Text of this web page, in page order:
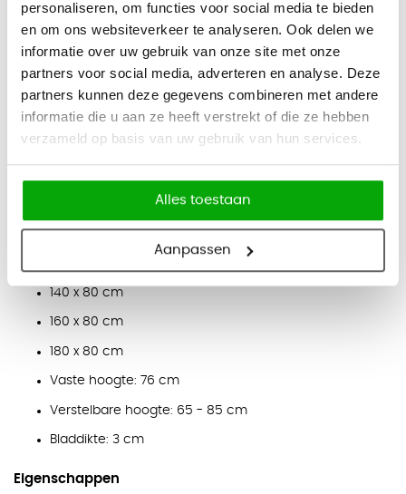
personaliseren, om functies voor social media te bieden
en om ons websiteverkeer te analyseren. Ook delen we
informatie over uw gebruik van onze site met onze
partners voor social media, adverteren en analyse. Deze
partners kunnen deze gegevens combineren met andere
informatie die u aan ze heeft verstrekt of die ze hebben
verzameld op basis van uw gebruik van hun services.
Alles toestaan
Aanpassen
dikte van 3 cm. Het oppervlak is krasbestendig, anti-
reflecterend en eenvoudig schoon te maken, waardoor het
bureau geschikt is voor dagelijks gebruik.
Blad:wit, grijs, beton, licht eiken, elm en licht noten.
zilver, wit en antraciet.
Afmetingen
100 x 80 cm
140 x 80 cm
160 x 80 cm
180 x 80 cm
Vaste hoogte: 76 cm
Verstelbare hoogte: 65 - 85 cm
Bladdikte: 3 cm
Eigenschappen